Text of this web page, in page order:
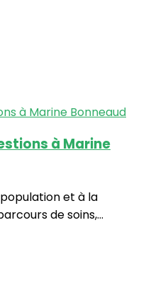
à Marine
et à la
de soins,...